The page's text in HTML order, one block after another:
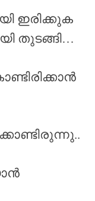
ഇരിക്കുക
തുടങ്ങി…